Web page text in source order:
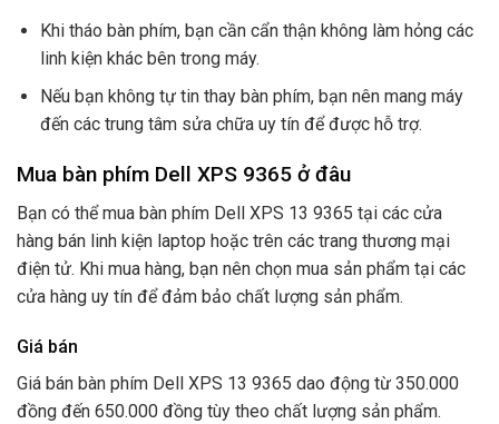
Khi tháo bàn phím, bạn cần cẩn thận không làm hỏng các
linh kiện khác bên trong máy.
Nếu bạn không tự tin thay bàn phím, bạn nên mang máy
đến các trung tâm sửa chữa uy tín để được hỗ trợ.
Mua bàn phím Dell XPS 9365 ở đâu
Bạn có thể mua bàn phím Dell XPS 13 9365 tại các cửa
hàng bán linh kiện laptop hoặc trên các trang thương mại
điện tử. Khi mua hàng, bạn nên chọn mua sản phẩm tại các
cửa hàng uy tín để đảm bảo chất lượng sản phẩm.
Giá bán
Giá bán bàn phím Dell XPS 13 9365 dao động từ 350.000
đồng đến 650.000 đồng tùy theo chất lượng sản phẩm.